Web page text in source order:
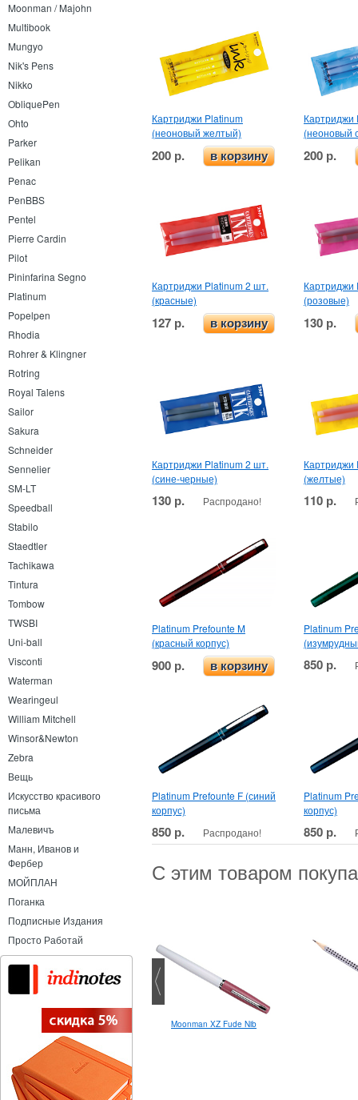
Moonman / Majohn
Multibook
Mungyo
Nik's Pens
Nikko
ObliquePen
Ohto
Parker
Pelikan
Penac
PenBBS
Pentel
Pierre Cardin
Pilot
Pininfarina Segno
Platinum
Popelpen
Rhodia
Rohrer & Klingner
Rotring
Royal Talens
Sailor
Sakura
Schneider
Sennelier
SM-LT
Speedball
Stabilo
Staedtler
Tachikawa
Tintura
Tombow
TWSBI
Uni-ball
Visconti
Waterman
Wearingeul
William Mitchell
Winsor&Newton
Zebra
Вещь
Искусство красивого
письма
Малевичъ
Манн, Иванов и
Фербер
МОЙПЛАН
Поганка
Подписные Издания
Просто Работай
Картриджи Platinum
(неоновый желтый)
200 р. в корзину
Картриджи
(неоновый
200 р.
Картриджи Platinum 2 шт.
(красные)
127 р. в корзину
Картриджи
(розовые)
130 р.
Картриджи Platinum 2 шт.
(сине-черные)
130 р. Распродано!
Картриджи
(желтые)
110 р.
Platinum Prefounte M
(красный корпус)
900 р. в корзину
Platinum
850 р.
Platinum Prefounte F (синий
корпус)
850 р. Распродано!
Platinum
корпус)
850 р.
С этим товаром
Pentel Energel Xm 0.7 Moonman XZ Fude Nib